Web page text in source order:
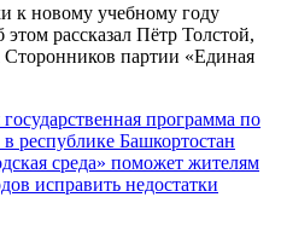
к новому учебному году
рассказал Пётр Толстой,
Сторонников партии «Единая
программа по
республике Башкортостан
среда» поможет жителям
исправить недостатки